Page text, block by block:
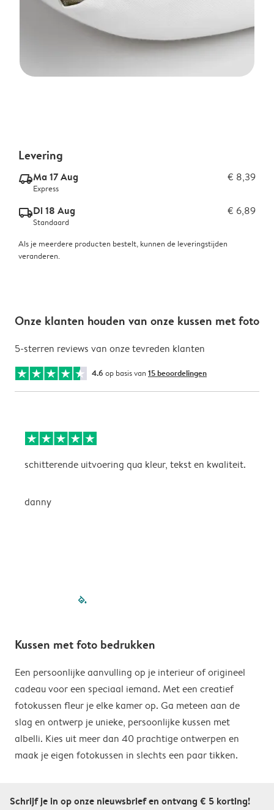
Levering
delivery_express_v2Ma 17 Aug € 8,39
Express
delivery_standard_v2Di 18 Aug € 6,89
Standaard
Als je meerdere producten bestelt, kunnen de leveringstijden
veranderen.
Onze klanten houden van onze kussen met foto
5-sterren reviews van onze tevreden klanten
4.6 op basis van 15 beoordelingen
schitterende uitvoering qua kleur, tekst en kwaliteit.
danny
filled-pagination
Kussen met foto bedrukken
Een persoonlijke aanvulling op je interieur of origineel
cadeau voor een speciaal iemand. Met een creatief
fotokussen fleur je elke kamer op. Ga meteen aan de
slag en ontwerp je unieke, persoonlijke kussen met
albelli. Kies uit meer dan 40 prachtige ontwerpen en
maak je eigen fotokussen in slechts een paar tikken.
Schrijf je in op onze nieuwsbrief en ontvang € 5 korting!